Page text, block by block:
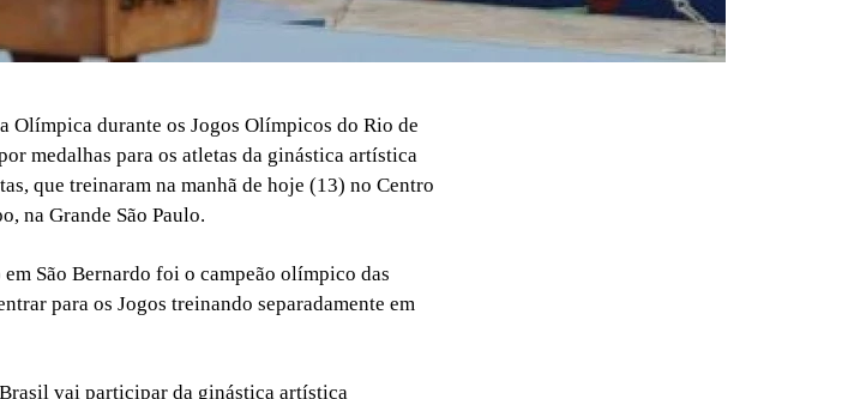
Olímpica durante os Jogos Olímpicos do Rio de
medalhas para os atletas da ginástica artística
que treinaram na manhã de hoje (13) no Centro
na Grande São Paulo.
São Bernardo foi o campeão olímpico das
para os Jogos treinando separadamente em
vai participar da ginástica artística